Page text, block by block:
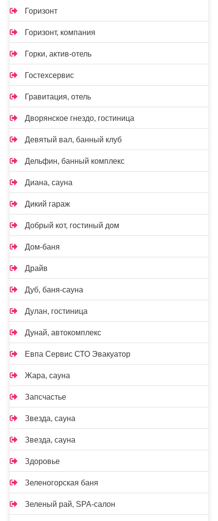
Горизонт
Горизонт, компания
Горки, актив-отель
Гостехсервис
Гравитация, отель
Дворянское гнездо, гостиница
Девятый вал, банный клуб
Дельфин, банный комплекс
Диана, сауна
Дикий гараж
Добрый кот, гостиный дом
Дом-баня
Драйв
Дуб, баня-сауна
Дулан, гостиница
Дунай, автокомплекс
Евпа Сервис СТО Эвакуатор
Жара, сауна
Запсчастье
Звезда, сауна
Звезда, сауна
Здоровье
Зеленогорская баня
Зеленый рай, SPA-салон